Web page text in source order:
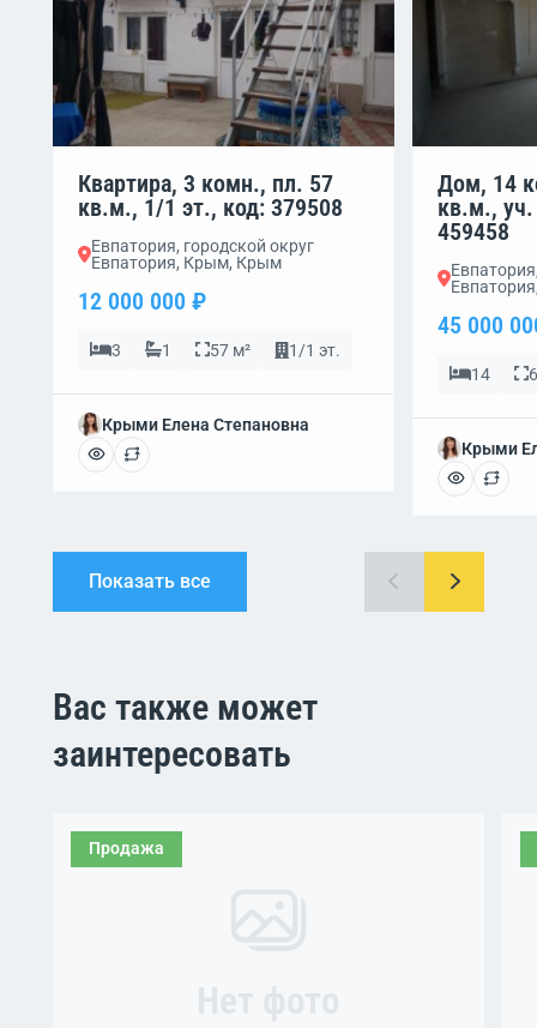
Квартира, 3 комн., пл. 57
кв.м., 1/1 эт., код: 379508
Евпатория, городской округ
Евпатория, Крым, Крым
12 000 000 ₽
3 1 57 м² 1/1 эт.
Крыми Елена Степановна
Дом, 14
кв.м.,
459458
45 000
14
Крыми
Показать все
Вас также может
заинтересовать
Продажа